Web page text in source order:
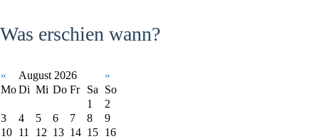
Was erschien wann?
« August 2026
»
MoDi Mi Do Fr Sa
So
1
2
3
4 5 6 7 8
9
10 11 12 13 14 15 16